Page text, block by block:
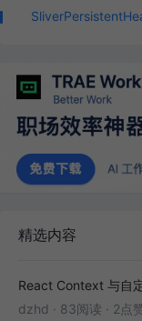
精选内容
dzhd · 83阅读 · 2点